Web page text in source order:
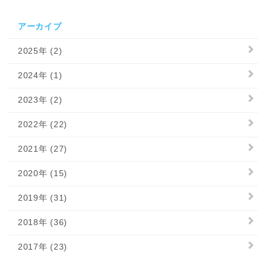
アーカイブ
2025年 (2)
2024年 (1)
2023年 (2)
2022年 (22)
2021年 (27)
2020年 (15)
2019年 (31)
2018年 (36)
2017年 (23)